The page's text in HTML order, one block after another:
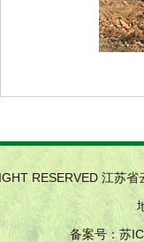
RESERVED 江苏
备案号：苏